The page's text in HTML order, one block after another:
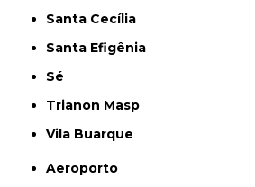
Santa Cecília
Santa Efigênia
Sé
Trianon Masp
Vila Buarque
Aeroporto